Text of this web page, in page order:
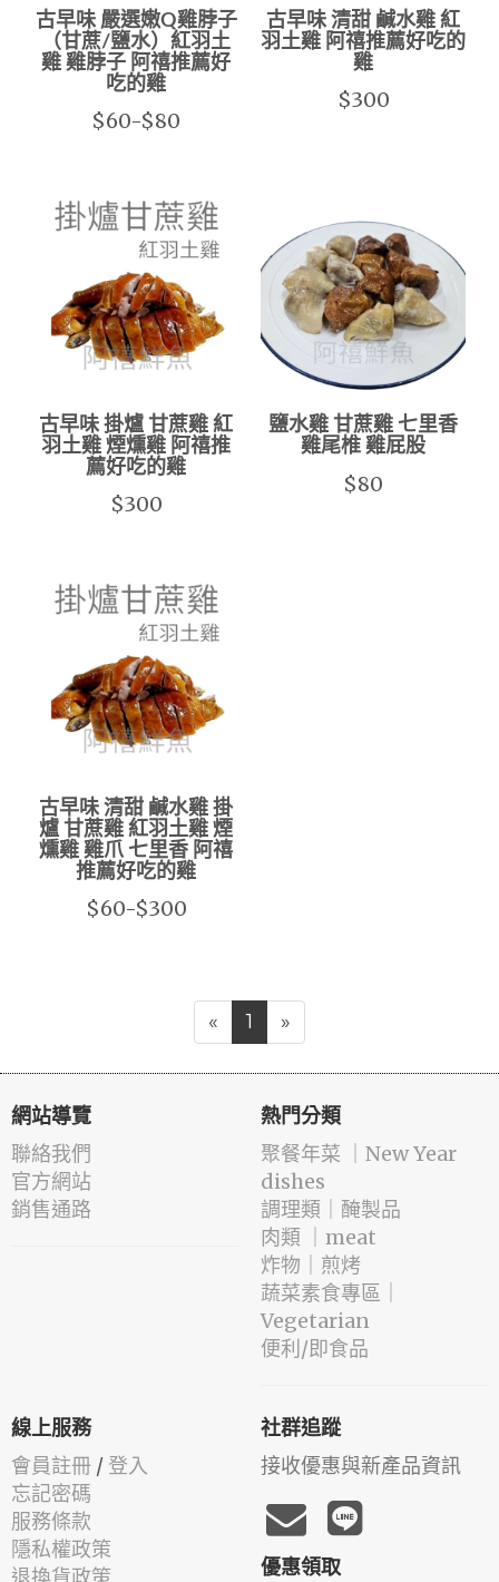
古早味 嚴選嫩Q雞脖子
（甘蔗/鹽水）紅羽土
雞 雞脖子 阿禧推薦好
吃的雞
$60-$80
古早味 清甜 鹹水雞 紅
羽土雞 阿禧推薦好吃的
雞
$300
古早味 掛爐 甘蔗雞 紅
羽土雞 煙燻雞 阿禧推
薦好吃的雞
$300
鹽水雞 甘蔗雞 七里香
雞尾椎 雞屁股
$80
古早味 清甜 鹹水雞 掛
爐 甘蔗雞 紅羽土雞 煙
燻雞 雞爪 七里香 阿禧
推薦好吃的雞
$60-$300
« 1 »
網站導覽
聯絡我們
官方網站
銷售通路
熱門分類
️聚餐年菜 ｜New Year
dishes
️調理類｜醃製品
肉類 ｜meat
️炸物｜煎烤
蔬菜素食專區｜
Vegetarian
便利/即食品
線上服務
會員註冊 / 登入
忘記密碼
服務條款
隱私權政策
退換貨政策
社群追蹤
接收優惠與新產品資訊
優惠領取